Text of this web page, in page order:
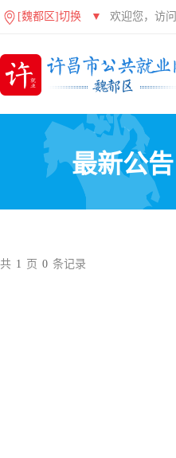
[魏都区]切换 ▼ 欢迎您，访
最新公告
共 1 页 0 条记录